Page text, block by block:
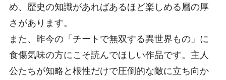
め、歴史の知識があればあるほど楽しめる層の厚
さがあります。
また、昨今の「チートで無双する異世界もの」に
食傷気味の方にこそ読んでほしい作品です。主人
公たちが知略と根性だけで圧倒的な敵に立ち向か